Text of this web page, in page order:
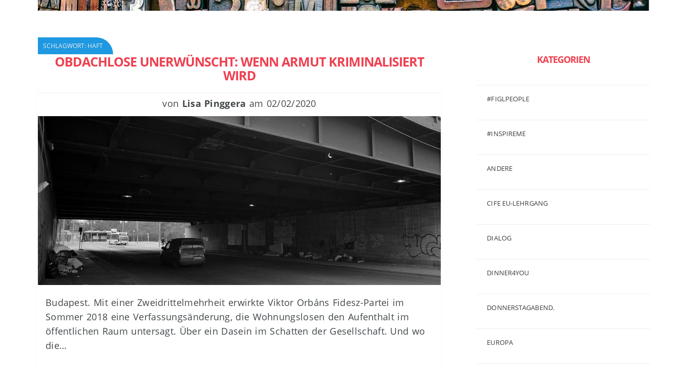
SCHLAGWORT: HAFT
OBDACHLOSE UNERWÜNSCHT: WENN ARMUT KRIMINALISIERT
WIRD
von Lisa Pinggera am 02/02/2020
Budapest. Mit einer Zweidrittelmehrheit erwirkte Viktor Orbáns Fidesz-Partei im
Sommer 2018 eine Verfassungsänderung, die Wohnungslosen den Aufenthalt im
öffentlichen Raum untersagt. Über ein Dasein im Schatten der Gesellschaft. Und wo
die…
KATEGORIEN
#FIGLPEOPLE
#INSPIREME
ANDERE
CIFE EU-LEHRGANG
DIALOG
DINNER4YOU
DONNERSTAGABEND.
EUROPA